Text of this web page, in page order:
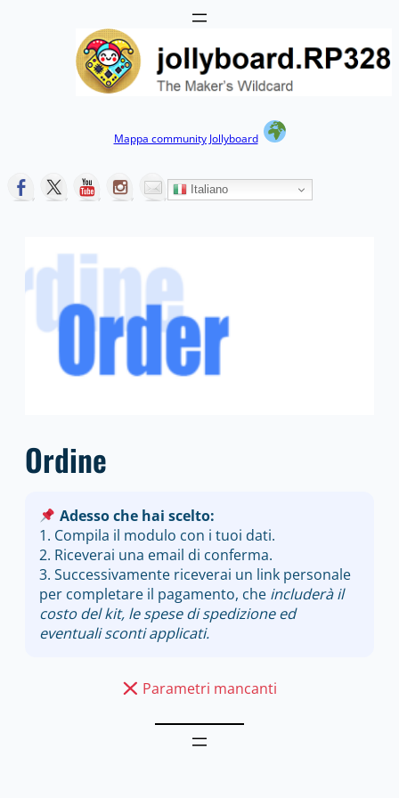
Mappa community Jollyboard
Italiano
Ordine
Adesso che hai scelto:
1. Compila il modulo con i tuoi dati.
2. Riceverai una email di conferma.
3. Successivamente riceverai un link personale
per completare il pagamento, che includerà il
costo del kit, le spese di spedizione ed
eventuali sconti applicati.
Parametri mancanti